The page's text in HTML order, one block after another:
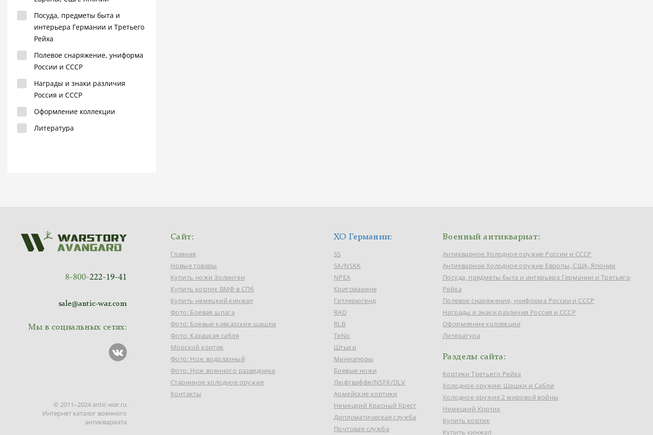
Посуда, предметы быта и
интерьера Германии и Третьего
Рейха
Полевое снаряжение, униформа
России и СССР
Награды и знаки различия
Россия и СССР
Оформление коллекции
Литература
8-800-222-19-41
sale@antic-war.com
Мы в социальных сетях:
© 2011–2024 antic-war.ru
Интернет каталог военного
антиквариата
Сайт:
Главная
Новые товары
Купить ножи Золинген
Купить кортик ВМФ в СПб
Купить немецкий кинжал
Фото: Боевая шпага
Фото: Боевые кавказские шашки
Фото: Казацкая сабля
Морской кортик
Фото: Нож водолазный
Фото: Нож военного разведчика
Старинное холодное оружие
Контакты
ХО Германии:
SS
SA/NSKK
NPEA
Кригсмарине
Гитлерюгенд
RAD
RLB
TeNo
Штыки
Миниатюры
Боевые ножи
Люфтваффе/NSFK/DLV
Армейские кортики
Немецкий Красный Крест
Дипломатическая служба
Почтовая служба
Военный антиквариат:
Антикварное Холодное оружие России и СССР
Антикварное Холодное оружие Европы, США, Японии
Посуда, предметы быта и интерьера Германии и Третьего
Рейха
Полевое снаряжение, униформа России и СССР
Награды и знаки различия Россия и СССР
Оформление коллекции
Литература
Разделы сайта:
Кортики Третьего Рейха
Холодное оружие: Шашки и Сабли
Холодное оружие 2 мировой войны
Немецкий Кортик
Купить кортик
Купить кинжал